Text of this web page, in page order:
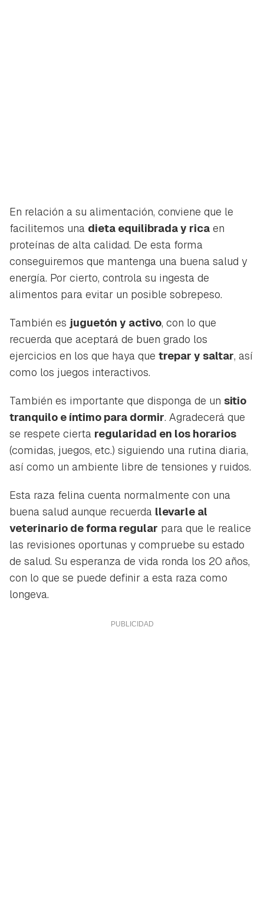
En relación a su alimentación, conviene que le
facilitemos una dieta equilibrada y rica en
proteínas de alta calidad. De esta forma
conseguiremos que mantenga una buena salud y
energía. Por cierto, controla su ingesta de
alimentos para evitar un posible sobrepeso.
También es juguetón y activo, con lo que
recuerda que aceptará de buen grado los
ejercicios en los que haya que trepar y saltar, así
como los juegos interactivos.
También es importante que disponga de un sitio
tranquilo e íntimo para dormir. Agradecerá que
se respete cierta regularidad en los horarios
(comidas, juegos, etc.) siguiendo una rutina diaria,
así como un ambiente libre de tensiones y ruidos.
Esta raza felina cuenta normalmente con una
buena salud aunque recuerda llevarle al
veterinario de forma regular para que le realice
las revisiones oportunas y compruebe su estado
de salud. Su esperanza de vida ronda los 20 años,
con lo que se puede definir a esta raza como
longeva.